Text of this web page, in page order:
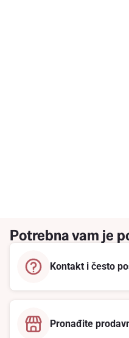
Potrebna vam je
Kontakt i često
Pronađite